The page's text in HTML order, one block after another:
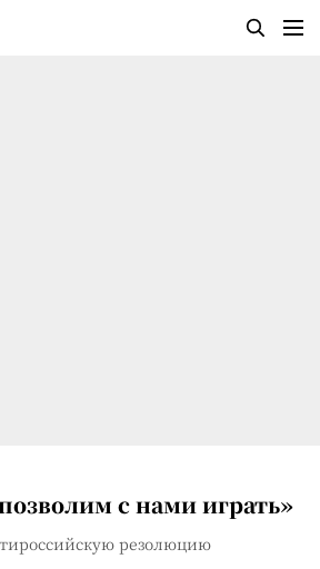
с нами играть»
резолюцию